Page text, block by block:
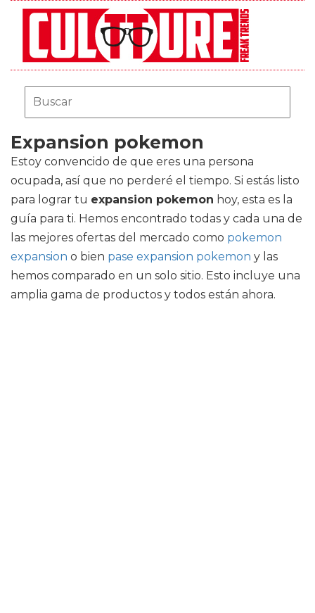
Expansion pokemon
Estoy convencido de que eres una persona
ocupada, así que no perderé el tiempo. Si estás listo
para lograr tu expansion pokemon hoy, esta es la
guía para ti. Hemos encontrado todas y cada una de
las mejores ofertas del mercado como pokemon
expansion o bien pase expansion pokemon y las
hemos comparado en un solo sitio. Esto incluye una
amplia gama de productos y todos están ahora.